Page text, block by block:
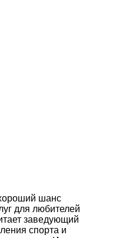
шанс
для любителей
заведующий
спорта и